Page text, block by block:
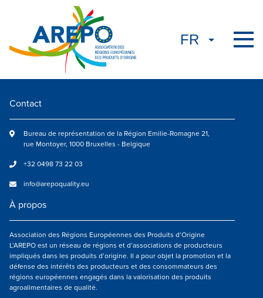
Contact
Bureau de représentation de la Région Emilie-Romagne 21,
rue Montoyer, 1000 Bruxelles - Belgique
+32 0498 73 22 03
info@arepoquality.eu
À propos
Association des Régions Européennes des Produits d’Origine
L’AREPO est un réseau de régions et d’associations de producteurs
impliqués dans les produits d’origine. Il a pour objet la promotion et la
défense des intérêts des producteurs et des consommateurs des
régions européennes engagés dans la valorisation des produits
agroalimentaires de qualité.